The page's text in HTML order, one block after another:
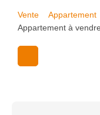
Vente Appartement
Appartement à